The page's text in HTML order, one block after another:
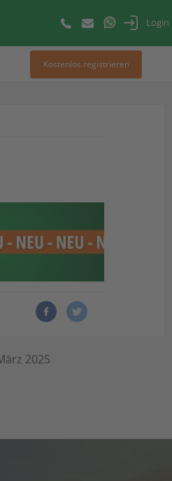
Login
Kostenlos registrieren
2025